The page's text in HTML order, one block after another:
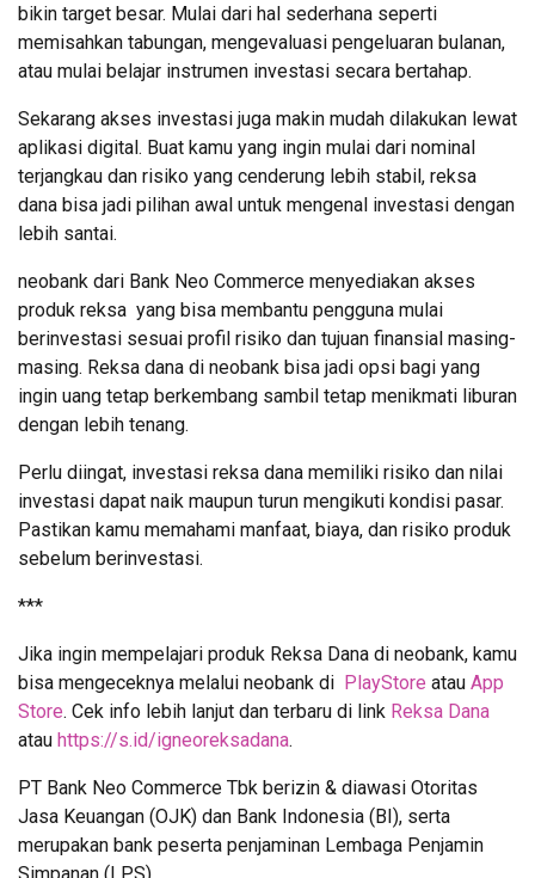
bikin target besar. Mulai dari hal sederhana seperti
memisahkan tabungan, mengevaluasi pengeluaran bulanan,
atau mulai belajar instrumen investasi secara bertahap.
Sekarang akses investasi juga makin mudah dilakukan lewat
aplikasi digital. Buat kamu yang ingin mulai dari nominal
terjangkau dan risiko yang cenderung lebih stabil, reksa
dana bisa jadi pilihan awal untuk mengenal investasi dengan
lebih santai.
neobank dari Bank Neo Commerce menyediakan akses
produk reksa yang bisa membantu pengguna mulai
berinvestasi sesuai profil risiko dan tujuan finansial masing-
masing. Reksa dana di neobank bisa jadi opsi bagi yang
ingin uang tetap berkembang sambil tetap menikmati liburan
dengan lebih tenang.
Perlu diingat, investasi reksa dana memiliki risiko dan nilai
investasi dapat naik maupun turun mengikuti kondisi pasar.
Pastikan kamu memahami manfaat, biaya, dan risiko produk
sebelum berinvestasi.
***
Jika ingin mempelajari produk Reksa Dana di neobank, kamu
bisa mengeceknya melalui neobank di PlayStore atau App
Store. Cek info lebih lanjut dan terbaru di link Reksa Dana
atau https://s.id/igneoreksadana.
PT Bank Neo Commerce Tbk berizin & diawasi Otoritas
Jasa Keuangan (OJK) dan Bank Indonesia (BI), serta
merupakan bank peserta penjaminan Lembaga Penjamin